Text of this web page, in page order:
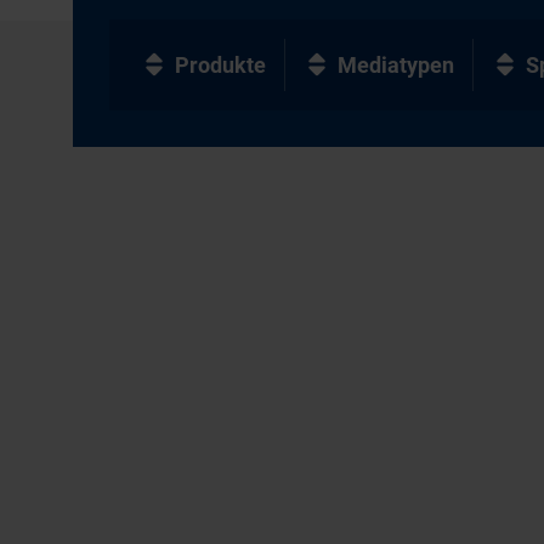
Produkte Mediatypen